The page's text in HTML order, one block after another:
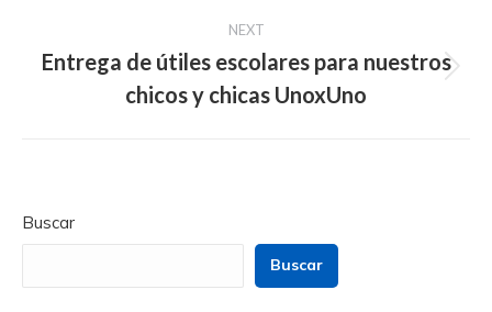
NEXT
Next
post:
Entrega de útiles escolares para nuestros
chicos y chicas UnoxUno
Buscar
Buscar